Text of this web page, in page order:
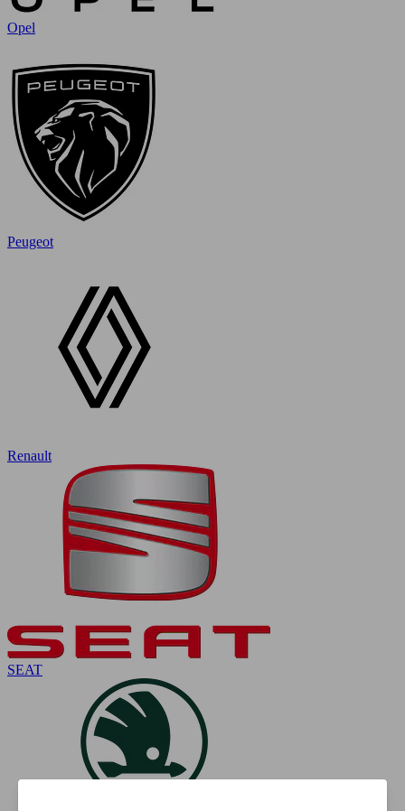
Opel
Peugeot
Renault
SEAT